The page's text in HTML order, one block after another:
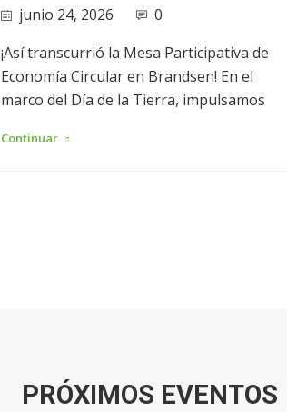
junio 24, 2026
0
¡Así transcurrió la Mesa Participativa de
Economía Circular en Brandsen! En el
marco del Día de la Tierra, impulsamos
Continuar
PRÓXIMOS EVENTOS